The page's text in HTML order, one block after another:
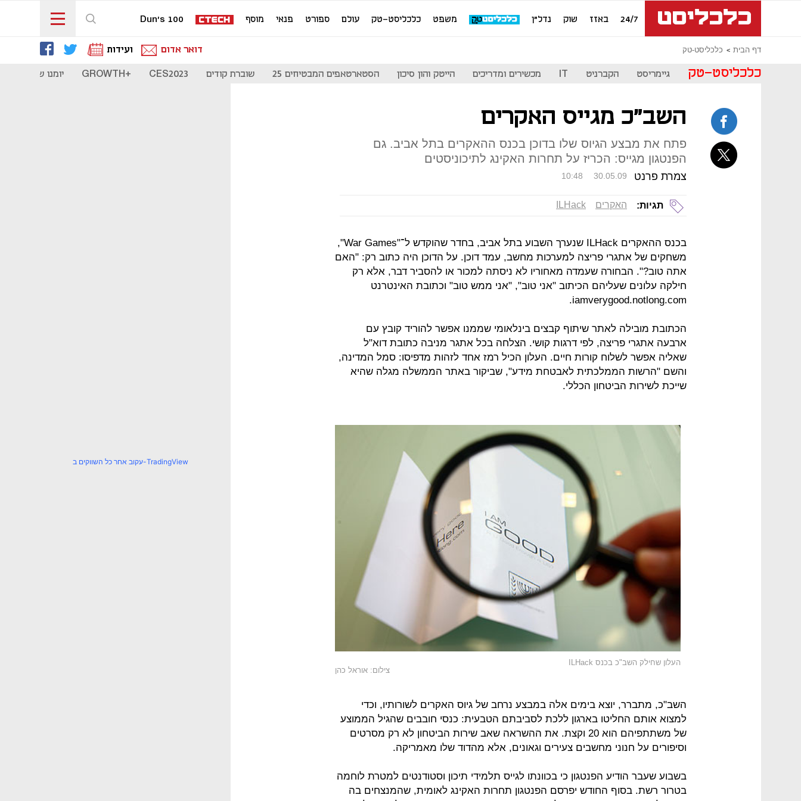
24/7 באזז שוק נדל"ן משפט כלכליסט-טק עולם ספורט פנאי מוסף Dun's 100
דף הבית כלכליסט-טק דואר אדום ועידות
כלכליסט-טק גיימריסט הקברניט IT מכשירים ומדריכים הייטק והון סיכון הסטארטאפים המבטיחים 25 שוברת קודים CES2023
+GROWTH יומנו של
השב"כ מגייס האקרים
פתח את מבצע הגיוס שלו בדוכן בכנס ההאקרים בתל אביב. גם
הפנטגון מגייס: הכריז על תחרות האקינג לתיכוניסטים
צמרת פרנט 10:48 30.05.09
תגיות: האקרים ILHack
בכנס ההאקרים ILHack שנערך השבוע בתל אביב, בחדר שהוקדש ל־"War Games",
משחקים של אתגרי פריצה למערכות מחשב, עמד דוכן. על הדוכן היה כתוב רק: "האם
אתה טוב?". הבחורה שעמדה מאחוריו לא ניסתה למכור או להסביר דבר, אלא רק
חילקה עלונים שעליהם הכיתוב "אני טוב", "אני ממש טוב" וכתובת האינטרנט
iamverygood.notlong.com.
הכתובת מובילה לאתר שיתוף קבצים בינלאומי שממנו אפשר להוריד קובץ עם
ארבעה אתגרי פריצה, לפי דרגות קושי. הצלחה בכל אתגר מניבה כתובת דוא"ל
שאליה אפשר לשלוח קורות חיים. העלון הכיל רמז אחד לזהות מדפיסו: סמל המדינה,
והשם "הרשות הממלכתית לאבטחת מידע", שביקור באתר הממשלה מגלה שהיא
שייכת לשירות הביטחון הכללי.
העלון שחילק השב"כ בכנס ILHack
צילום: אוראל כהן
השב"כ, מתברר, יוצא בימים אלה במבצע נרחב של גיוס האקרים לשורותיו, וכדי
למצוא אותם החליטו בארגון ללכת לסביבתם הטבעית: כנסי חובבים שהגיל הממוצע
של משתתפיהם הוא 20 וקצת. את ההשראה שאב שירות הביטחון לא רק מסרטים
וסיפורים על חנוני מחשבים צעירים וגאונים, אלא מהדוד שלו מאמריקה.
בשבוע שעבר הודיע הפנטגון כי בכוונתו לגייס תלמידי תיכון וסטודנטים למטרת לוחמה
בטרור רשת. בסוף החודש יפרסם הפנטגון תחרות האקינג לאומית, שהמנצחים בה
עקוב אחר כל השווקים ב-TradingView